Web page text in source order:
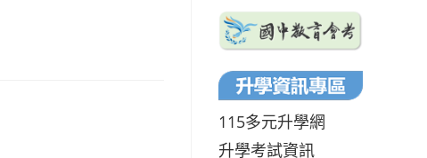
115多元升學網
升學考試資訊